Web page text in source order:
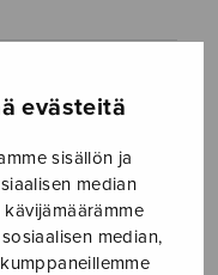
evästeitä
sisällön ja
median
median,